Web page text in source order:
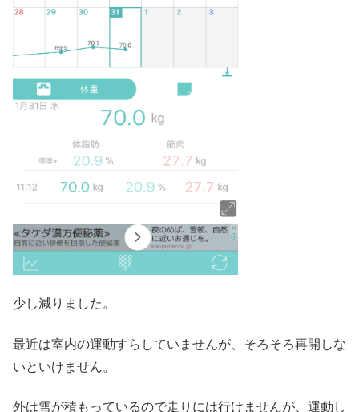
少し減りました。
最近は室内の運動すらしていませんが、そろそろ再開しな
いといけません。
外は雪が積もっているので走りには行けませんが、運動し